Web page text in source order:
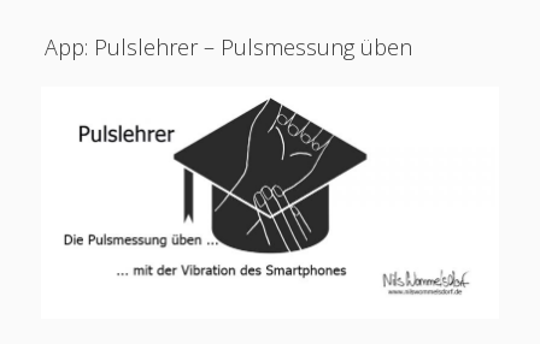
SAPV?
(Spezialisierte
Palliativversorgung)
App: Pulslehrer – Pulsmessung üben